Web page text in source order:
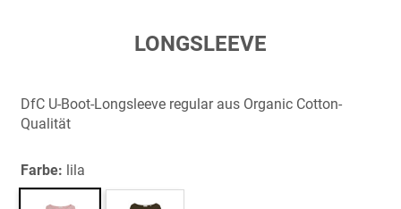
springen
LONGSLEEVE
DfC U-Boot-Longsleeve regular aus Organic Cotton-
Qualität
Farbe: lila